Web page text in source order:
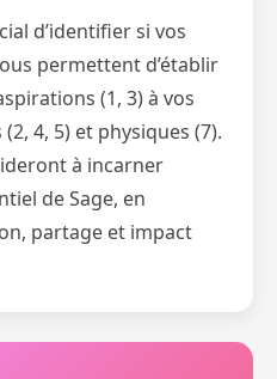
d’identifier si vos
permettent d’établir
(1, 3) à vos
4, 5) et physiques (7).
à incarner
de Sage, en
partage et impact